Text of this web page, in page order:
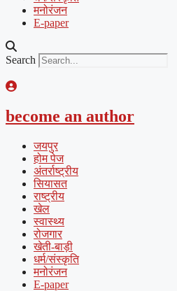
मनोरंजन
E-paper
Search
become an author
जयपुर
होम पेज
अंतर्राष्ट्रीय
सियासत
राष्ट्रीय
खेल
स्वास्थ्य
रोजगार
खेती-बाड़ी
धर्म/संस्कृति
मनोरंजन
E-paper